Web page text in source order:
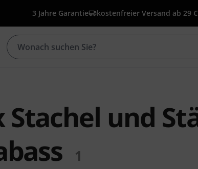
3 Jahre Garantie kostenfreier Versand ab 29 €
Stachel und
1